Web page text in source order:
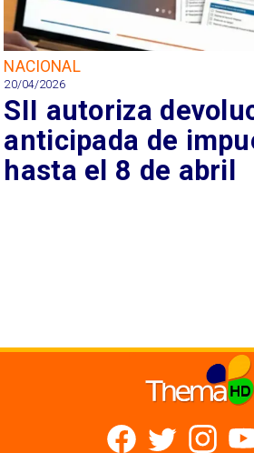
NACIONAL
20/04/2026
SII autoriza
anticipada de
hasta el 8 de abril